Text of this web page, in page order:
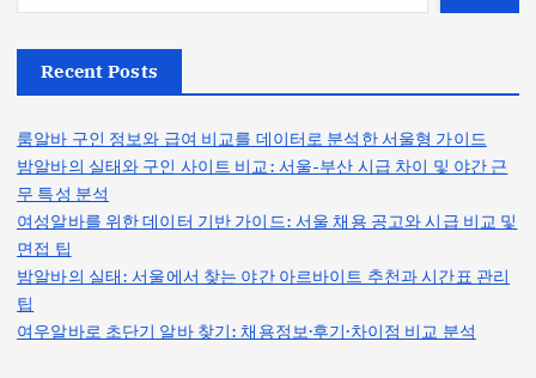
Recent Posts
룸알바 구인 정보와 급여 비교를 데이터로 분석한 서울형 가이드
밤알바의 실태와 구인 사이트 비교: 서울-부산 시급 차이 및 야간 근
무 특성 분석
여성알바를 위한 데이터 기반 가이드: 서울 채용 공고와 시급 비교 및
면접 팁
밤알바의 실태: 서울에서 찾는 야간 아르바이트 추천과 시간표 관리
팁
여우알바로 초단기 알바 찾기: 채용정보·후기·차이점 비교 분석